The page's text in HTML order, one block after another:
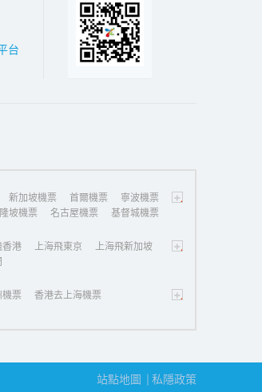
台
+
新加坡機票 首爾機票
寧波機票
坡機票 名古屋機票 基督城機票
+
香港 上海飛東京
上海飛新加坡
+
機票
香港去上海機票
站點地圖 私隱政策